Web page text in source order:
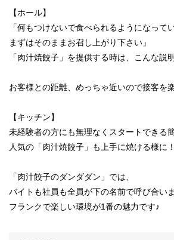
【ホール】
「何もつけないで食べられるようになって
まずはそのままお召し上がり下さい」
「肉汁焼餃子」を提供する時は、こんな説
お客様との距離、めっちゃ近いので接客を
【キッチン】
未経験者の方にも無理なくスタートできる
人気の「肉汁焼餃子」も上手に焼ける様に！
「肉汁餃子のダンダダン」では、
バイトも社員も全員が下の名前で呼び合い
フランクで楽しい環境が1番の魅力です♪